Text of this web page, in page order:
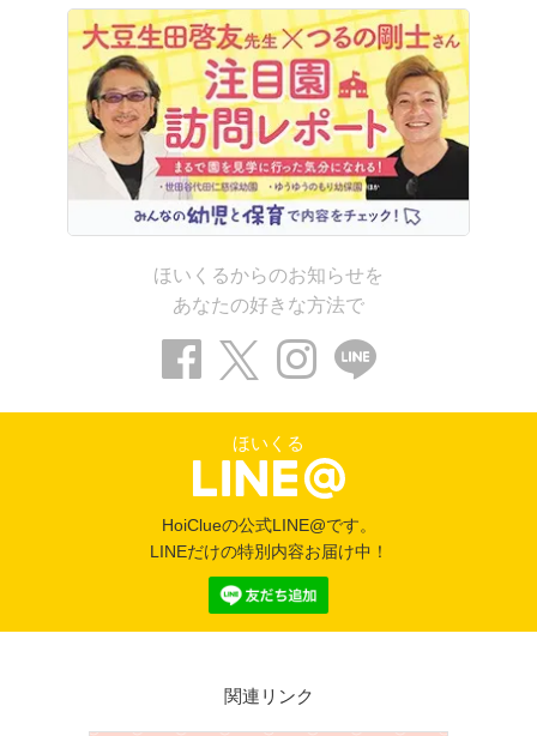
ほいくるからのお知らせを
あなたの好きな方法で
ほいくる
HoiClueの公式LINE@です。
LINEだけの特別内容お届け中！
関連リンク